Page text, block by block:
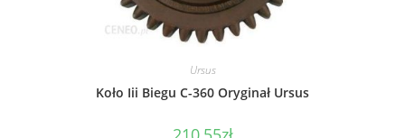
Ursus
Koło Iii Biegu C-360 Oryginał Ursus